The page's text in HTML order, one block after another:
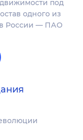
под
одного из
России — ПАО